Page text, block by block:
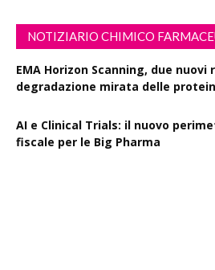
NOTIZIARIO CHIMICO
EMA Horizon Scanning, due nuovi
degradazione mirata delle
AI e Clinical Trials: il nuovo
fiscale per le Big Pharma